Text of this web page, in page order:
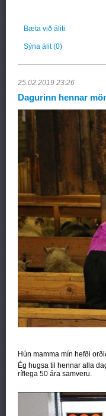
Bæta við áliti
Sýna álit(0)
25.02.2019 23:26
Dagurinn hennar
Hún mamma mín hefði
Ég hugsa til hennar alla
ríflega 50 ára samveru.